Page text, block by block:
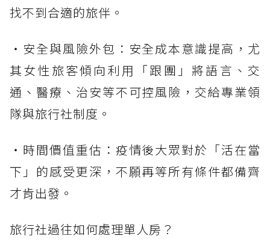
找不到合適的旅伴。
・安全與風險外包：安全成本意識提高，尤
其女性旅客傾向利用「跟團」將語言、交
通、醫療、治安等不可控風險，交給專業領
隊與旅行社制度。
・時間價值重估：疫情後大眾對於「活在當
下」的感受更深，不願再等所有條件都備齊
才肯出發。
旅行社過往如何處理單人房？